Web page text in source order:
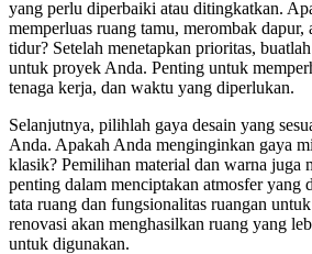
yang perlu diperbaiki atau ditingkatkan.
memperluas ruang tamu, merombak dapur,
tidur? Setelah menetapkan prioritas,
untuk proyek Anda. Penting untuk
tenaga kerja, dan waktu yang diperlukan.
Selanjutnya, pilihlah gaya desain yang
Anda. Apakah Anda menginginkan gaya
klasik? Pemilihan material dan warna juga
penting dalam menciptakan atmosfer yang
tata ruang dan fungsionalitas ruangan
renovasi akan menghasilkan ruang yang
untuk digunakan.